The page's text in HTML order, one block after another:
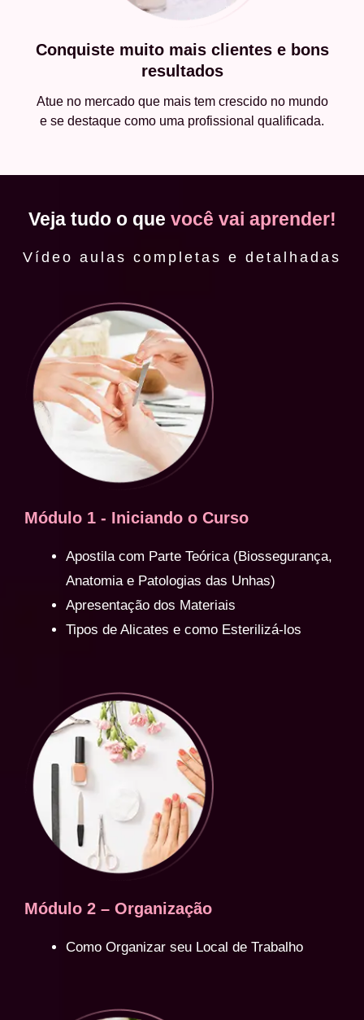
Conquiste muito mais clientes e bons
resultados
Atue no mercado que mais tem crescido no mundo
e se destaque como uma profissional qualificada.
Veja tudo o que você vai aprender!
Vídeo aulas completas e detalhadas
Módulo 1 - Iniciando o Curso
Apostila com Parte Teórica (Biossegurança,
Anatomia e Patologias das Unhas)
Apresentação dos Materiais
Tipos de Alicates e como Esterilizá-los
Módulo 2 – Organização
Como Organizar seu Local de Trabalho